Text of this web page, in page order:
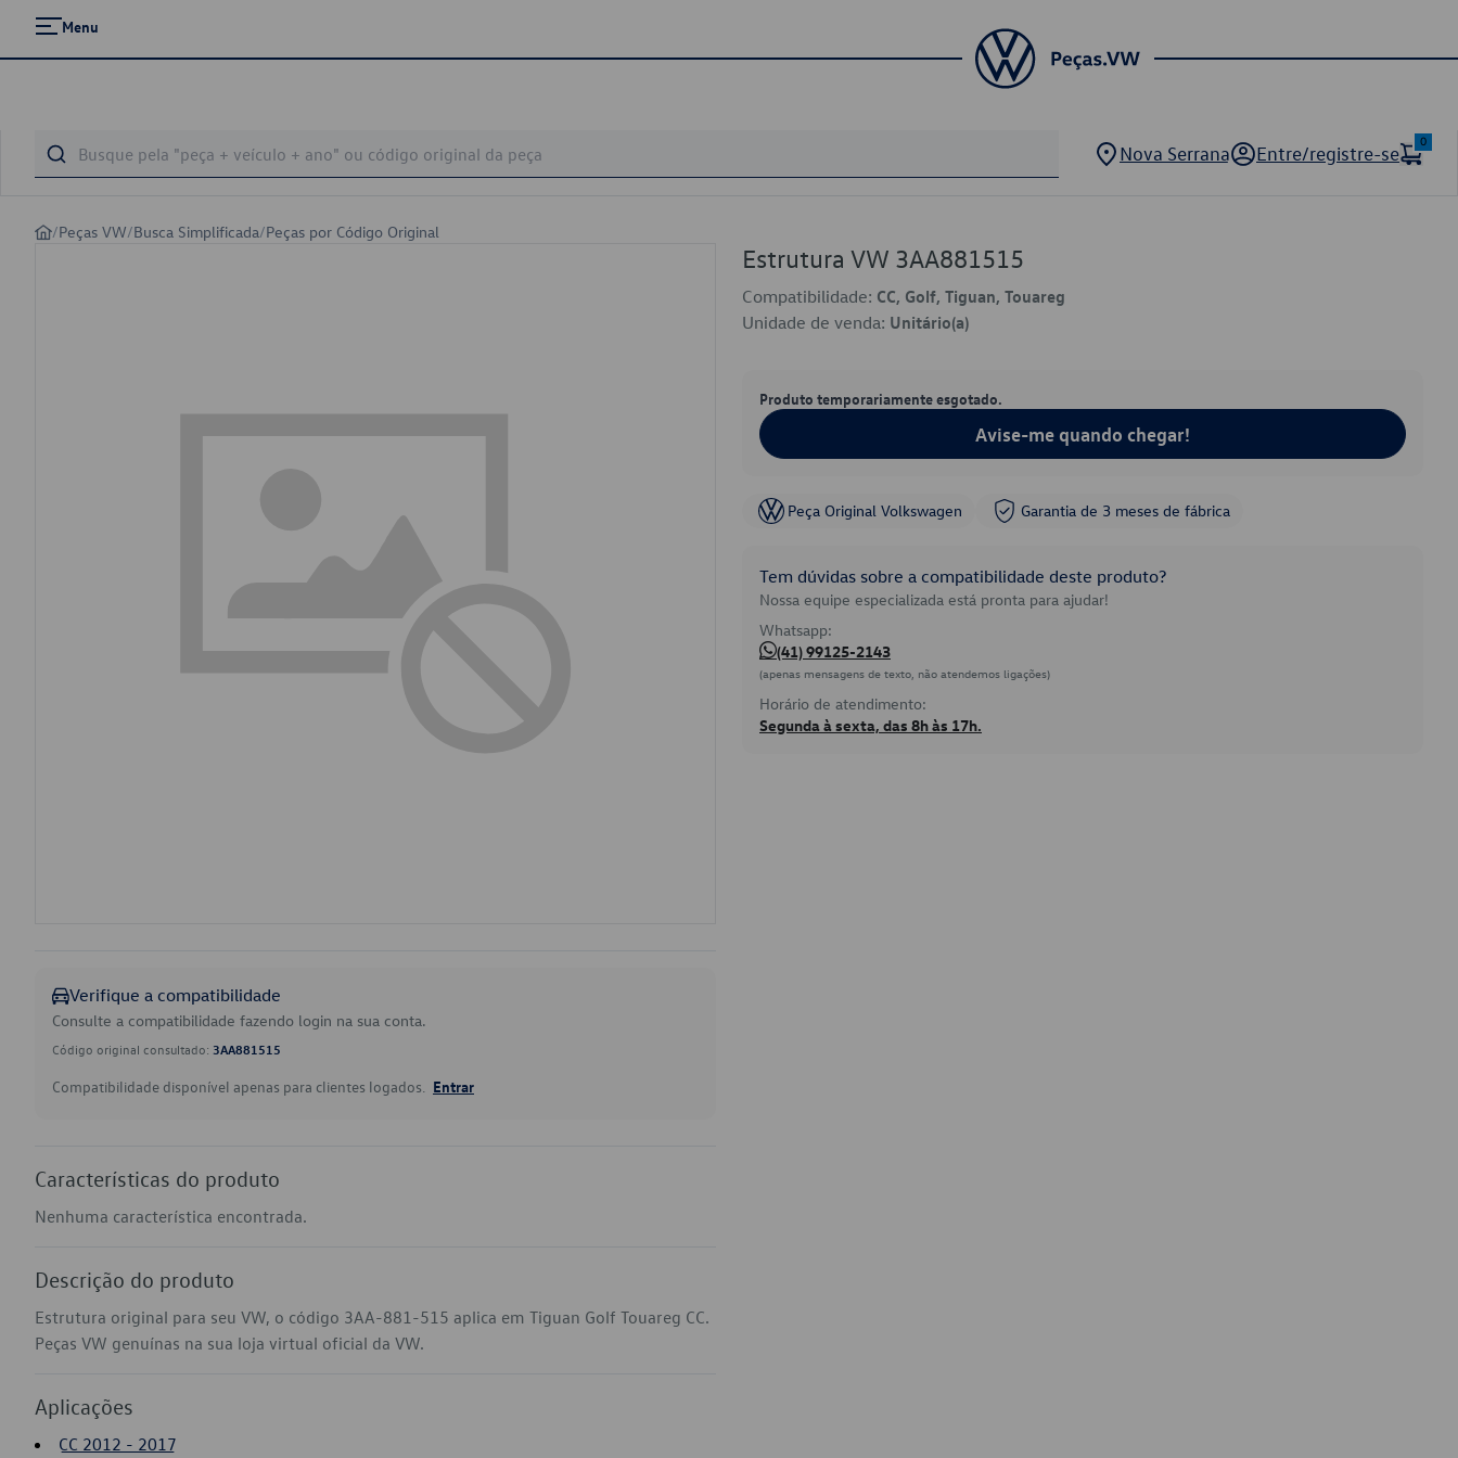
Menu
Nova Serrana Entre/registre-se
0
/Peças VW/Busca Simplificada/Peças por Código Original
Verifique a compatibilidade
Consulte a compatibilidade fazendo login na sua conta.
Código original consultado: 3AA881515
Compatibilidade disponível apenas para clientes logados. Entrar
Características do produto
Nenhuma característica encontrada.
Descrição do produto
Estrutura original para seu VW, o código 3AA-881-515 aplica em Tiguan Golf Touareg CC.
Peças VW genuínas na sua loja virtual oficial da VW.
Aplicações
CC 2012 - 2017
Estrutura VW 3AA881515
Compatibilidade: CC, Golf, Tiguan, Touareg
Unidade de venda: Unitário(a)
Produto temporariamente esgotado.
Avise-me quando chegar!
Peça Original Volkswagen Garantia de 3 meses de fábrica
Tem dúvidas sobre a compatibilidade deste produto?
Nossa equipe especializada está pronta para ajudar!
Whatsapp:
(41) 99125-2143
(apenas mensagens de texto, não atendemos ligações)
Horário de atendimento:
Segunda à sexta, das 8h às 17h.